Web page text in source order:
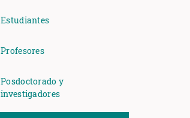
Estudiantes
Profesores
Posdoctorado y
investigadores